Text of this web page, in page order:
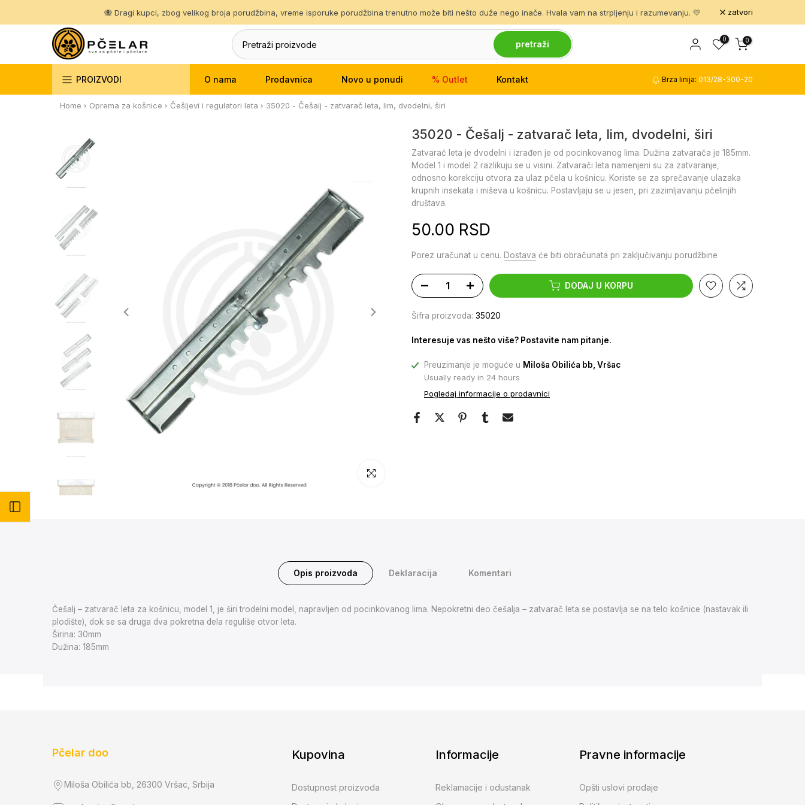
na
🐝 Dragi kupci, zbog velikog broja porudžbina, vreme isporuke porudžbina trenutno može biti nešto duže nego inače. Hvala vam na strpljenju i razumevanju. 💛 zatvori
pretraži 0 0
PROIZVODI O nama Prodavnica Novo u ponudi % Outlet Kontakt Brza linija: 013/28-300-20
Home Oprema za košnice Češljevi i regulatori leta 35020 - Češalj - zatvarač leta, lim, dvodelni, širi
Klikni da uveličaš
35020 - Češalj - zatvarač leta, lim, dvodelni, širi
Zatvarač leta je dvodelni i izrađen je od pocinkovanog lima. Dužina zatvarača je 185mm.
Model 1 i model 2 razlikuju se u visini. Zatvarači leta namenjeni su za zatvaranje,
odnosno korekciju otvora za ulaz pčela u košnicu. Koriste se za sprečavanje ulazaka
krupnih insekata i miševa u košnicu. Postavljaju se u jesen, pri zazimljavanju pčelinjih
društava.
50.00 RSD
Porez uračunat u cenu. Dostava će biti obračunata pri zaključivanju porudžbine
DODAJ U KORPU
Šifra proizvoda: 35020
Interesuje vas nešto više? Postavite nam pitanje.
Preuzimanje je moguće u Miloša Obilića bb, Vršac
Usually ready in 24 hours
Pogledaj informacije o prodavnici
Opis proizvoda Deklaracija Komentari
Češalj – zatvarač leta za košnicu, model 1, je širi trodelni model, napravljen od pocinkovanog lima. Nepokretni deo češalja – zatvarač leta se postavlja se na telo košnice (nastavak ili
plodište), dok se sa druga dva pokretna dela reguliše otvor leta.
Širina: 30mm
Dužina: 185mm
Pčelar doo
Miloša Obilića bb, 26300 Vršac, Srbija
Kupovina
Dostupnost proizvoda
Informacije
Reklamacije i odustanak
Pravne informacije
Opšti uslovi prodaje